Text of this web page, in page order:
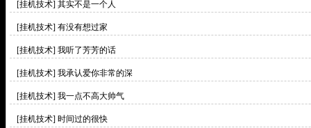
[挂机技术] 其实不是一个人
[挂机技术] 有没有想过家
[挂机技术] 我听了芳芳的话
[挂机技术] 我承认爱你非常的深
[挂机技术] 我一点不高大帅气
[挂机技术] 时间过的很快